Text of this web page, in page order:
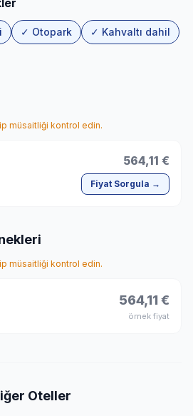
✓ Otopark
✓ Kahvaltı dahil
müsaitliği kontrol edin.
564,11 €
Fiyat Sorgula →
müsaitliği kontrol edin.
564,11 €
örnek fiyat
Oteller